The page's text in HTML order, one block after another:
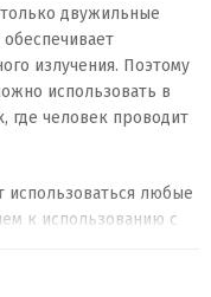
двужильные
излучения. Поэтому
использовать в
где человек проводит
использоваться любые
к использованию с